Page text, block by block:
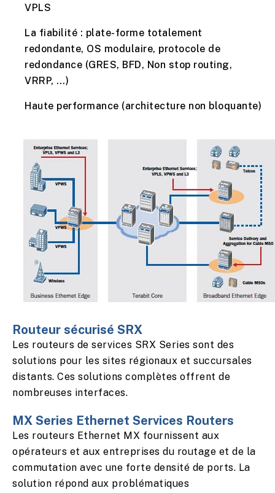
VPLS
La fiabilité : plate-forme totalement
redondante, OS modulaire, protocole de
redondance (GRES, BFD, Non stop routing,
VRRP, …)
Haute performance (architecture non bloquante)
Routeur sécurisé SRX
Les routeurs de services SRX Series sont des
solutions pour les sites régionaux et succursales
distants. Ces solutions complètes offrent de
nombreuses interfaces.
MX Series Ethernet Services Routers
Les routeurs Ethernet MX fournissent aux
opérateurs et aux entreprises du routage et de la
commutation avec une forte densité de ports. La
solution répond aux problématiques